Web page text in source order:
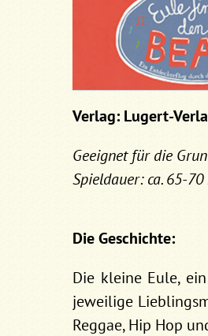
Verlag: Lugert-
Geeignet für die
Spieldauer: ca. 65-70
Die Geschichte:
Die kleine Eule,
jeweilige
Reggae, Hip Hop